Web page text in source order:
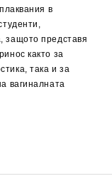
в
защото представя
както за
така и за
вагиналната